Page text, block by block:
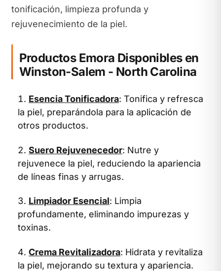
tonificación, limpieza profunda y
rejuvenecimiento de la piel.
Productos Emora Disponibles en
Winston-Salem - North Carolina
Esencia Tonificadora: Tonifica y refresca
la piel, preparándola para la aplicación de
otros productos.
Suero Rejuvenecedor: Nutre y
rejuvenece la piel, reduciendo la apariencia
de líneas finas y arrugas.
Limpiador Esencial: Limpia
profundamente, eliminando impurezas y
toxinas.
Crema Revitalizadora: Hidrata y revitaliza
la piel, mejorando su textura y apariencia.